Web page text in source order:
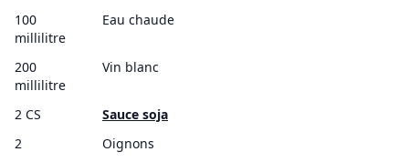
100
millilitre
Eau chaude
200
millilitre
Vin blanc
2 CS
Sauce soja
2
Oignons